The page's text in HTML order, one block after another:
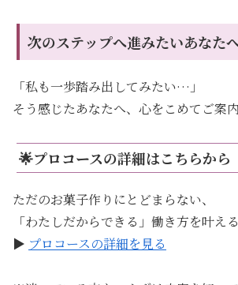
次のステップへ進みたいあなた
「私も一歩踏み出してみたい…」
そう感じたあなたへ、心をこめてご案
🌟プロコースの詳細はこちらから
ただのお菓子作りにとどまらない、
「わたしだからできる」働き方を叶え
▶︎ プロコースの詳細を見る